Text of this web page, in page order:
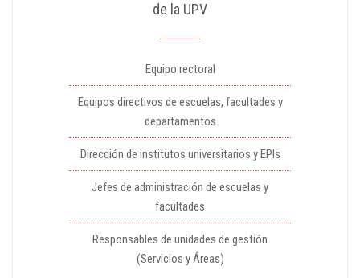
de la UPV
Equipo rectoral
Equipos directivos de escuelas, facultades y
departamentos
Dirección de institutos universitarios y EPIs
Jefes de administración de escuelas y
facultades
Responsables de unidades de gestión
(Servicios y Áreas)